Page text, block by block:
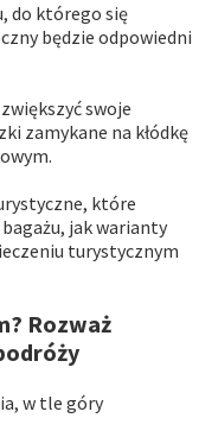
do którego się
będzie odpowiedni
swoje
zamykane na kłódkę
które
jak warianty
turystycznym
Rozważ